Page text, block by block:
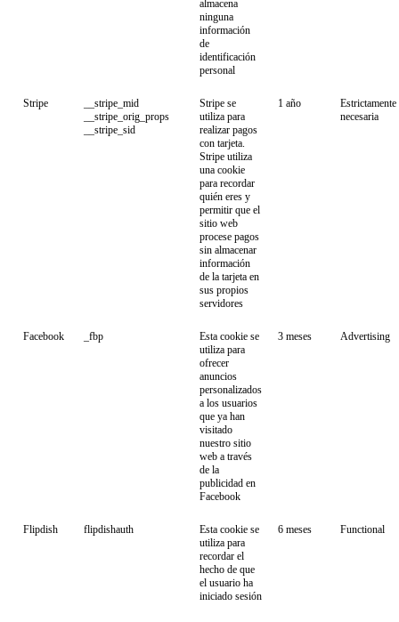
almacena
ninguna
información
de
identificación
personal
Stripe
__stripe_mid
__stripe_orig_props
__stripe_sid
Stripe se
utiliza para
realizar pagos
con tarjeta.
Stripe utiliza
una cookie
para recordar
quién eres y
permitir que el
sitio web
procese pagos
sin almacenar
información
de la tarjeta en
sus propios
servidores
1 año
Estrictamente
necesaria
Facebook _fbp
Esta cookie se
utiliza para
ofrecer
anuncios
personalizados
a los usuarios
que ya han
visitado
nuestro sitio
web a través
de la
publicidad en
Facebook
3 meses Advertising
Flipdish flipdishauth
Esta cookie se
utiliza para
recordar el
hecho de que
el usuario ha
iniciado sesión
6 meses Functional